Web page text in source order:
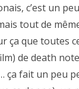
c’est un
tout de
ça que toutes
de death
ça fait un peu